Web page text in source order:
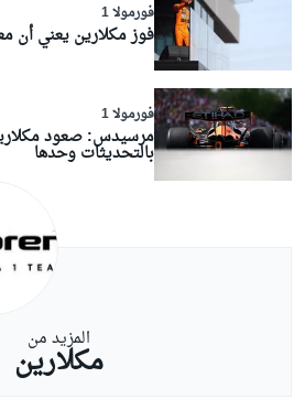
فورمولا 1
فوز مكلارين يعني أن
فورمولا 1
مرسيدس: صعود
بالتحديثات وحدها
المزيد من
مكلارين